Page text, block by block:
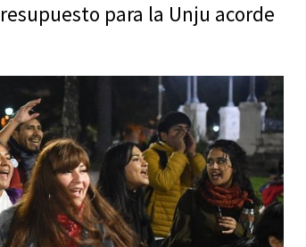
para la Unju acorde